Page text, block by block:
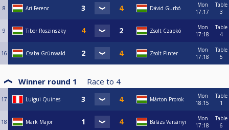
8 Ari Ferenc Dávid Gurbó
Mon
17:17
Table
3
9 Tibor Roszinszky Zsolt Czapkó
Mon
17:18
Table
4
16 Csaba Grünwald Zsolt Pinter
Mon
17:18
Table
5
Winner round 1 Race to 4
17 Luigui Quines Márton Prorok
Mon
18:15
Table
1
18 Mark Major Balázs Varsányi
Mon
17:18
Table
6